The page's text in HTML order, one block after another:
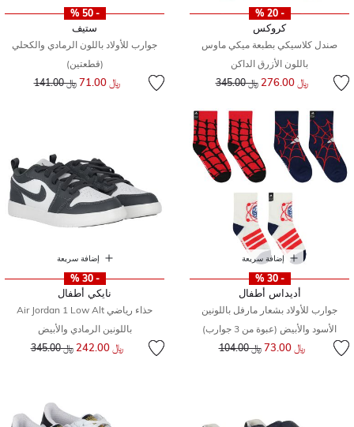
- 20 %
كروكس
صندل كلاسيكي بطبعة ميكي ماوس
باللون الأزرق الداكن
﷼ 276.00 سعر مخفض من﷼ 345.00
- 50 %
ستيف
جوارب للأولاد باللون الرمادي والكحلي
(قطعتين)
﷼ 71.00 سعر مخفض من
﷼ 141.00 إلى
إضافة سريعة
- 30 %
أديداس أطفال
جوارب للأولاد بشعار مارفل باللونين
الأسود والأبيض (عبوة من 3 جوارب)
﷼ 73.00 سعر مخفض من﷼ 104.00
إضافة سريعة
- 30 %
نايكي أطفال
حذاء رياضي Air Jordan 1 Low Alt
باللونين الرمادي والأبيض
﷼ 242.00 سعر مخفض من
﷼ 345.00 إلى